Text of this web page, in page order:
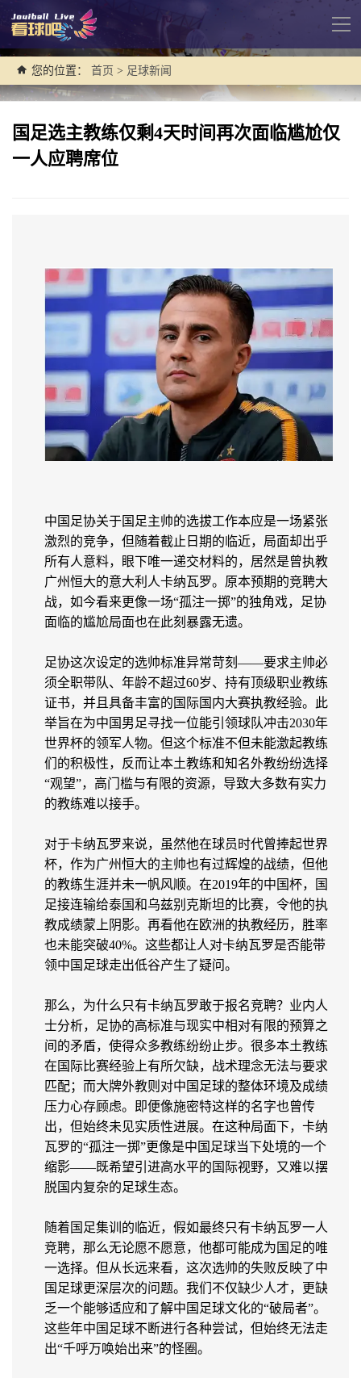
导
您的位置： 首页 > 足球新闻
国足选主教练仅剩4天时间再次面临尴尬仅
一人应聘席位
中国足协关于国足主帅的选拔工作本应是一场紧张
激烈的竞争，但随着截止日期的临近，局面却出乎
所有人意料，眼下唯一递交材料的，居然是曾执教
广州恒大的意大利人卡纳瓦罗。原本预期的竞聘大
战，如今看来更像一场“孤注一掷”的独角戏，足协
面临的尴尬局面也在此刻暴露无遗。
足协这次设定的选帅标准异常苛刻——要求主帅必
须全职带队、年龄不超过60岁、持有顶级职业教练
证书，并且具备丰富的国际国内大赛执教经验。此
举旨在为中国男足寻找一位能引领球队冲击2030年
世界杯的领军人物。但这个标准不但未能激起教练
们的积极性，反而让本土教练和知名外教纷纷选择
“观望”，高门槛与有限的资源，导致大多数有实力
的教练难以接手。
对于卡纳瓦罗来说，虽然他在球员时代曾捧起世界
杯，作为广州恒大的主帅也有过辉煌的战绩，但他
的教练生涯并未一帆风顺。在2019年的中国杯，国
足接连输给泰国和乌兹别克斯坦的比赛，令他的执
教成绩蒙上阴影。再看他在欧洲的执教经历，胜率
也未能突破40%。这些都让人对卡纳瓦罗是否能带
领中国足球走出低谷产生了疑问。
那么，为什么只有卡纳瓦罗敢于报名竞聘？业内人
士分析，足协的高标准与现实中相对有限的预算之
间的矛盾，使得众多教练纷纷止步。很多本土教练
在国际比赛经验上有所欠缺，战术理念无法与要求
匹配；而大牌外教则对中国足球的整体环境及成绩
压力心存顾虑。即便像施密特这样的名字也曾传
出，但始终未见实质性进展。在这种局面下，卡纳
瓦罗的“孤注一掷”更像是中国足球当下处境的一个
缩影——既希望引进高水平的国际视野，又难以摆
脱国内复杂的足球生态。
随着国足集训的临近，假如最终只有卡纳瓦罗一人
竞聘，那么无论愿不愿意，他都可能成为国足的唯
一选择。但从长远来看，这次选帅的失败反映了中
国足球更深层次的问题。我们不仅缺少人才，更缺
乏一个能够适应和了解中国足球文化的“破局者”。
这些年中国足球不断进行各种尝试，但始终无法走
出“千呼万唤始出来”的怪圈。